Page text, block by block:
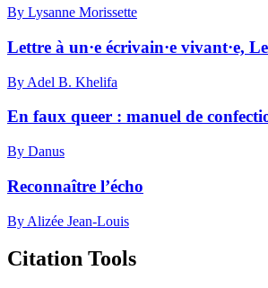
By Lysanne Morissette
Lettre à un·e écrivain·e vivant·e,
By Adel B. Khelifa
En faux queer : manuel de
By Danus
Reconnaître l’écho
By Alizée Jean-Louis
Citation Tools